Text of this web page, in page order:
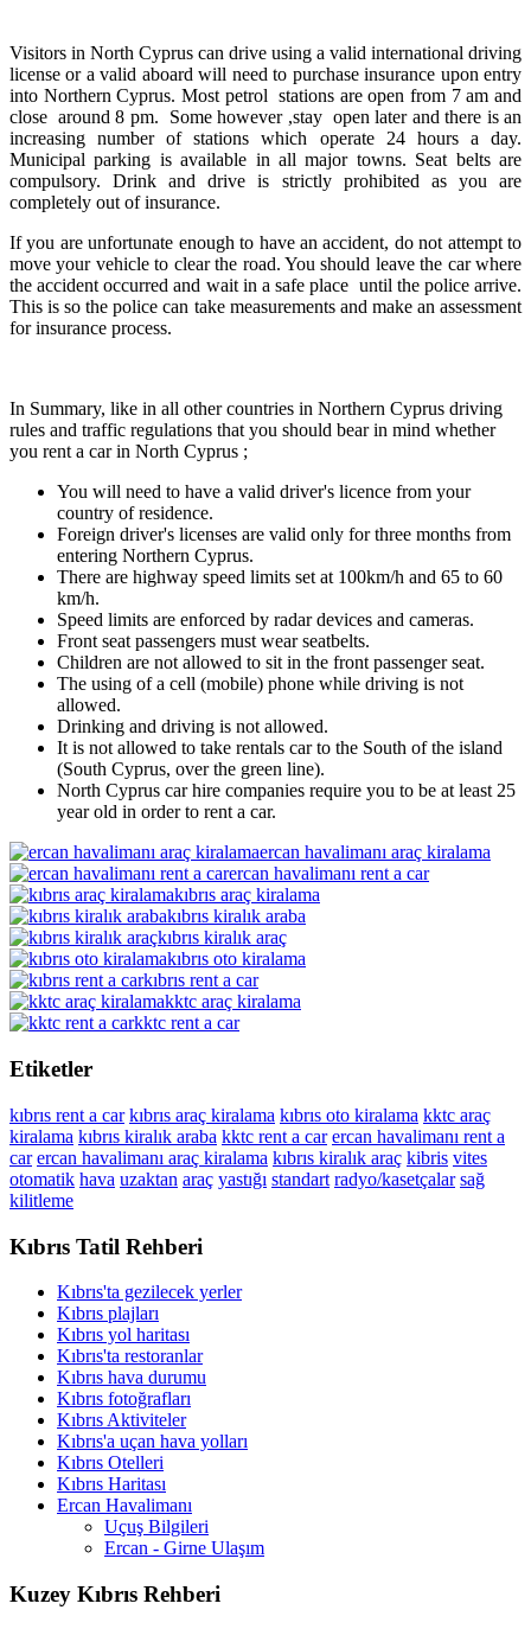
Visitors in North Cyprus can drive using a valid international driving
license or a valid aboard will need to purchase insurance upon entry
into Northern Cyprus. Most petrol stations are open from 7 am and
close around 8 pm. Some however ,stay open later and there is an
increasing number of stations which operate 24 hours a day.
Municipal parking is available in all major towns. Seat belts are
compulsory. Drink and drive is strictly prohibited as you are
completely out of insurance.
If you are unfortunate enough to have an accident, do not attempt to
move your vehicle to clear the road. You should leave the car where
the accident occurred and wait in a safe place until the police arrive.
This is so the police can take measurements and make an assessment
for insurance process.
In Summary, like in all other countries in Northern Cyprus driving
rules and traffic regulations that you should bear in mind whether
you rent a car in North Cyprus ;
You will need to have a valid driver's licence from your
country of residence.
Foreign driver's licenses are valid only for three months from
entering Northern Cyprus.
There are highway speed limits set at 100km/h and 65 to 60
km/h.
Speed limits are enforced by radar devices and cameras.
Front seat passengers must wear seatbelts.
Children are not allowed to sit in the front passenger seat.
The using of a cell (mobile) phone while driving is not
allowed.
Drinking and driving is not allowed.
It is not allowed to take rentals car to the South of the island
(South Cyprus, over the green line).
North Cyprus car hire companies require you to be at least 25
year old in order to rent a car.
ercan havalimanı araç kiralama
ercan havalimanı rent a car
kıbrıs araç kiralama
kıbrıs kiralık araba
kıbrıs kiralık araç
kıbrıs oto kiralama
kıbrıs rent a car
kktc araç kiralama
kktc rent a car
Etiketler
kıbrıs rent a car kıbrıs araç kiralama kıbrıs oto kiralama kktc araç
kiralama kıbrıs kiralık araba kktc rent a car ercan havalimanı rent a
car ercan havalimanı araç kiralama kıbrıs kiralık araç kibris vites
otomatik hava uzaktan araç yastığı standart radyo/kasetçalar sağ
kilitleme
Kıbrıs Tatil Rehberi
Kıbrıs'ta gezilecek yerler
Kıbrıs plajları
Kıbrıs yol haritası
Kıbrıs'ta restoranlar
Kıbrıs hava durumu
Kıbrıs fotoğrafları
Kıbrıs Aktiviteler
Kıbrıs'a uçan hava yolları
Kıbrıs Otelleri
Kıbrıs Haritası
Ercan Havalimanı
Uçuş Bilgileri
Ercan - Girne Ulaşım
Kuzey Kıbrıs Rehberi